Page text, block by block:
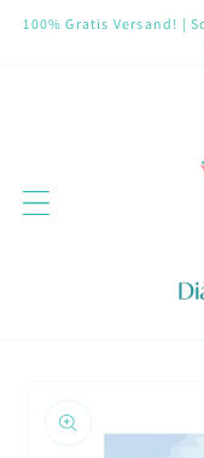
zum
100% Gratis Versand! |